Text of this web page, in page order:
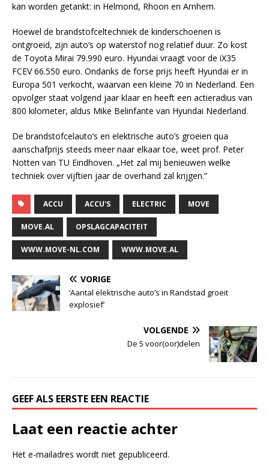
kan worden getankt: in Helmond, Rhoon en Arnhem.
Hoewel de brandstofceltechniek de kinderschoenen is
ontgroeid, zijn auto’s op waterstof nog relatief duur. Zo kost
de Toyota Mirai 79.990 euro. Hyundai vraagt voor de iX35
FCEV 66.550 euro. Ondanks de forse prijs heeft Hyundai er in
Europa 501 verkocht, waarvan een kleine 70 in Nederland. Een
opvolger staat volgend jaar klaar en heeft een actieradius van
800 kilometer, aldus Mike Belinfante van Hyundai Nederland.
De brandstofcelauto’s en elektrische auto’s groeien qua
aanschafprijs steeds meer naar elkaar toe, weet prof. Peter
Notten van TU Eindhoven. „Het zal mij benieuwen welke
techniek over vijftien jaar de overhand zal krijgen.”
ACCU ACCU'S ELECTRIC MOVE
MOVE.AL OPSLAGCAPACITEIT
WWW.MOVE-NL.COM WWW.MOVE.AL
VORIGE
‘Aantal elektrische auto’s in Randstad groeit
explosief’
VOLGENDE
De 5 voor(oor)delen
GEEF ALS EERSTE EEN REACTIE
Laat een reactie achter
Het e-mailadres wordt niet gepubliceerd.